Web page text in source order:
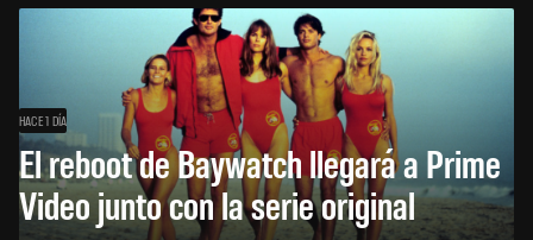
HACE 1 DÍA
El reboot de Baywatch llegará a Prime
Video junto con la serie original